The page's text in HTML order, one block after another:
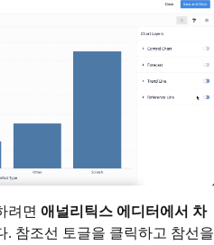
려면 애널리틱스 에디터에서 차
. 참조선 토글을 클릭하고 참선을